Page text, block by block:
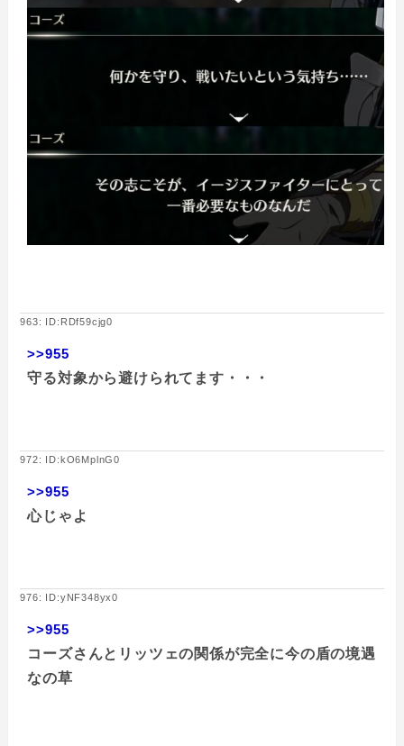
963: ID:RDf59cjg0
>>955
守る対象から避けられてます・・・
972: ID:kO6MplnG0
>>955
心じゃよ
976: ID:yNF348yx0
>>955
コーズさんとリッツェの関係が完全に今の盾の境遇
なの草